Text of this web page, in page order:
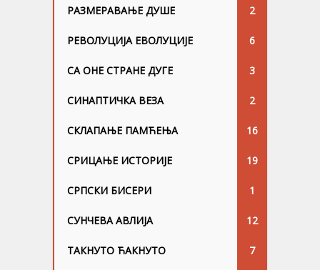
РАЗМЕРАВАЊЕ ДУШЕ 2
РЕВОЛУЦИЈА ЕВОЛУЦИЈЕ 6
СА ОНЕ СТРАНЕ ДУГЕ 3
СИНАПТИЧКА ВЕЗА 2
СКЛАПАЊЕ ПАМЋЕЊА 16
СРИЦАЊЕ ИСТОРИЈЕ 19
СРПСКИ БИСЕРИ 1
СУНЧЕВА АВЛИЈА 12
ТАКНУТО ЋАКНУТО 7